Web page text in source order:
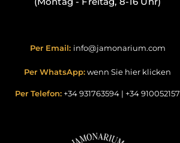
Per Email: info@jamonarium.com
Per WhatsApp:wenn Sie hier klicken
Per Telefon: +34 931763594 | +34 910052157